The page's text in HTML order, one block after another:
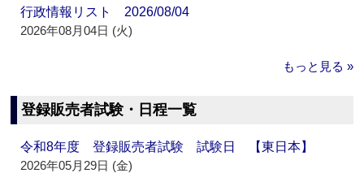
行政情報リスト 2026/08/04
2026年08月04日 (火)
もっと見る »
登録販売者試験・日程一覧
令和8年度 登録販売者試験 試験日 【東日本】
2026年05月29日 (金)